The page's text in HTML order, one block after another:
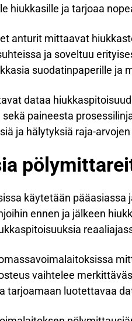
hiukkasille ja tarjoaa
anturit mittaavat
ja soveltuu
suodatinpaperille ja
dataa
paineesta
ja hälytyksiä raja-
käytetään
ennen ja jälkeen
vaihtelee
tarjoamaan luotettavaa